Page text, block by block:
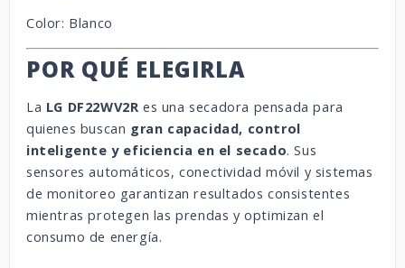
Color: Blanco
POR QUÉ ELEGIRLA
La LG DF22WV2R es una secadora pensada para
quienes buscan gran capacidad, control
inteligente y eficiencia en el secado. Sus
sensores automáticos, conectividad móvil y sistemas
de monitoreo garantizan resultados consistentes
mientras protegen las prendas y optimizan el
consumo de energía.